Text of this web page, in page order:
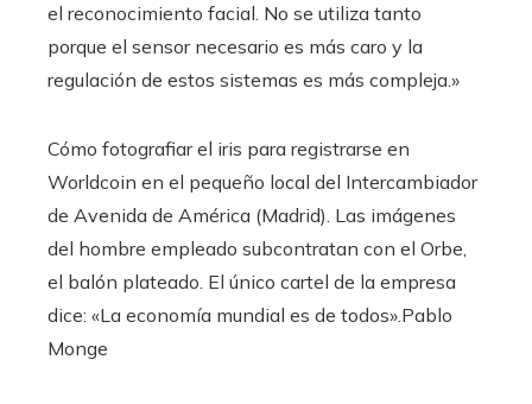
el reconocimiento facial. No se utiliza tanto
porque el sensor necesario es más caro y la
regulación de estos sistemas es más compleja.»
Cómo fotografiar el iris para registrarse en
Worldcoin en el pequeño local del Intercambiador
de Avenida de América (Madrid). Las imágenes
del hombre empleado subcontratan con el Orbe,
el balón plateado. El único cartel de la empresa
dice: «La economía mundial es de todos».Pablo
Monge